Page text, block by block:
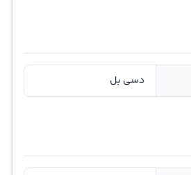
دسی بل